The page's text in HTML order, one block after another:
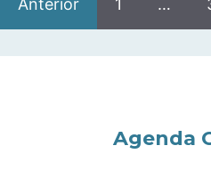
Anterior 1 …
Agenda